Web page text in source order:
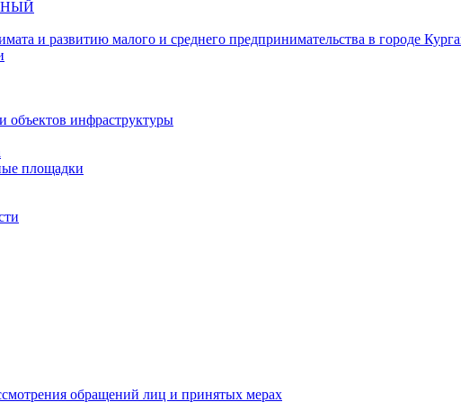
и развитию малого и среднего предпринимательства в городе
объектов инфраструктуры
площадки
обращений лиц и принятых мерах